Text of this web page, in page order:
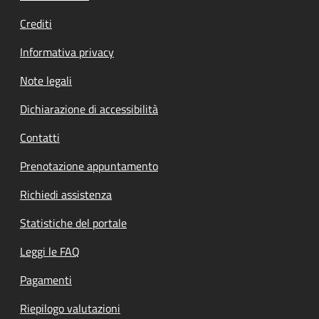
Crediti
Informativa privacy
Note legali
Dichiarazione di accessibilità
Contatti
Prenotazione appuntamento
Richiedi assistenza
Statistiche del portale
Leggi le FAQ
Pagamenti
Riepilogo valutazioni